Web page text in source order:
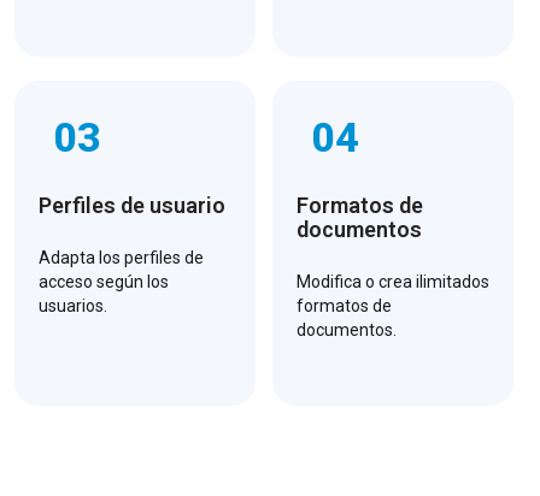
03
Perfiles de usuario
Adapta los perfiles de
acceso según los
usuarios.
04
Formatos de
documentos
Modifica o crea ilimitados
formatos de
documentos.